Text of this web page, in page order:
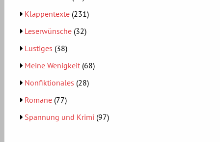
Klappentexte (231)
Leserwünsche (32)
Lustiges (38)
Meine Wenigkeit (68)
Nonfiktionales (28)
Romane (77)
Spannung und Krimi (97)